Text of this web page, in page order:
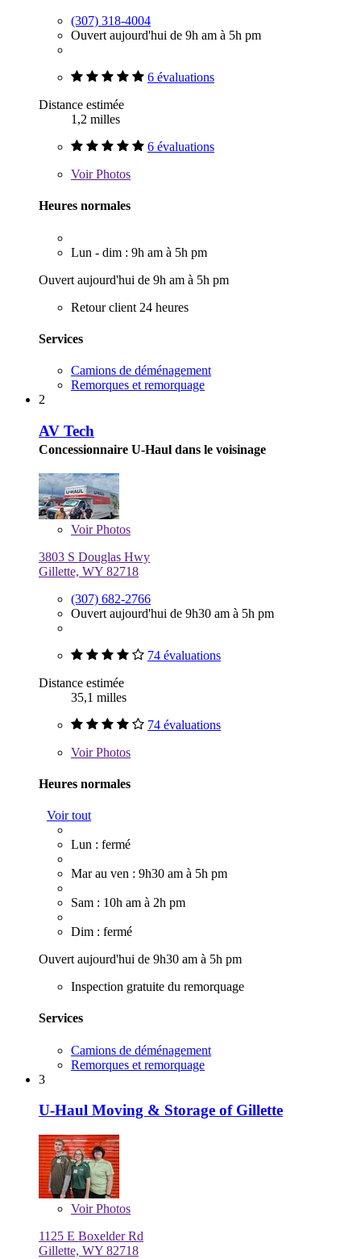
(307) 318-4004
Ouvert aujourd'hui de 9h am à 5h pm
6 évaluations
Distance estimée
1,2 milles
6 évaluations
VoirPhotos
Heures normales
Lun - dim : 9h am à 5h pm
Ouvert aujourd'hui de 9h am à 5h pm
Retour client 24 heures
Services
Camions de déménagement
Remorques et remorquage
2
AV Tech
Concessionnaire U-Haul dans le voisinage
VoirPhotos
3803 S Douglas Hwy
Gillette, WY 82718
(307) 682-2766
Ouvert aujourd'hui de 9h30 am à 5h pm
74 évaluations
Distance estimée
35,1 milles
74 évaluations
VoirPhotos
Heures normales
Voir tout
Lun : fermé
Mar au ven : 9h30 am à 5h pm
Sam : 10h am à 2h pm
Dim : fermé
Ouvert aujourd'hui de 9h30 am à 5h pm
Inspection gratuite du remorquage
Services
Camions de déménagement
Remorques et remorquage
3
U-Haul Moving & Storage of Gillette
VoirPhotos
1125 E Boxelder Rd
Gillette, WY 82718